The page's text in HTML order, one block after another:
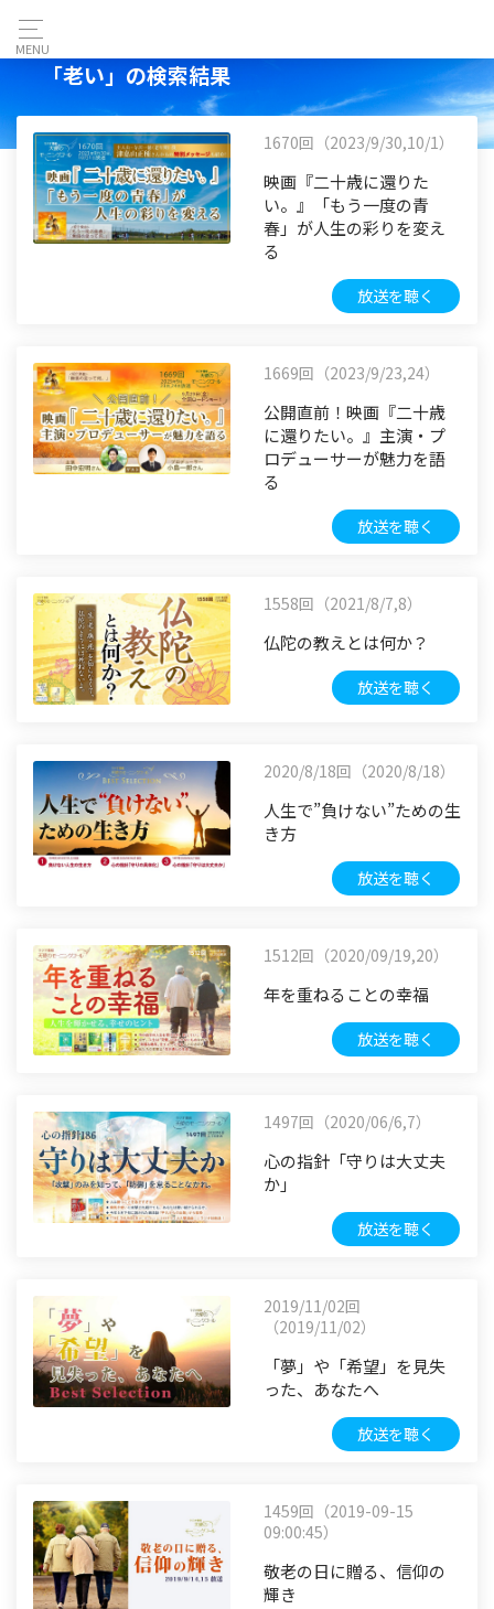
MENU
「老い」の検索結果
1670回（2023/9/30,10/1）
映画『二十歳に還りた
い。』「もう一度の青
春」が人生の彩りを変え
る
放送を聴く
1669回（2023/9/23,24）
公開直前！映画『二十歳
に還りたい。』主演・プ
ロデューサーが魅力を語
る
放送を聴く
1558回（2021/8/7,8）
仏陀の教えとは何か？
放送を聴く
2020/8/18回（2020/8/18）
人生で”負けない”ための生
き方
放送を聴く
1512回（2020/09/19,20）
年を重ねることの幸福
放送を聴く
1497回（2020/06/6,7）
心の指針「守りは大丈夫
か」
放送を聴く
2019/11/02回
（2019/11/02）
「夢」や「希望」を見失
った、あなたへ
放送を聴く
1459回（2019-09-15
09:00:45）
敬老の日に贈る、信仰の
輝き